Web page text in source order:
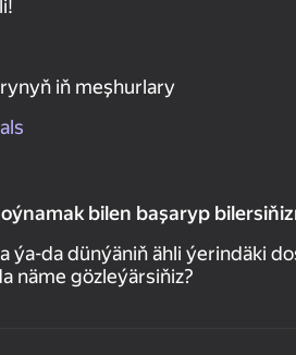
iň meşhurlary
bilen başaryp
ýa-da dünýäniň ähli ýerindäki
näme gözleýärsiňiz?